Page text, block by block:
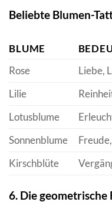
Beliebte Blumen-
BLUME
Rose
Liebe,
Lilie
Lotusblume
Sonnenblume
Kirschblüte
6. Die